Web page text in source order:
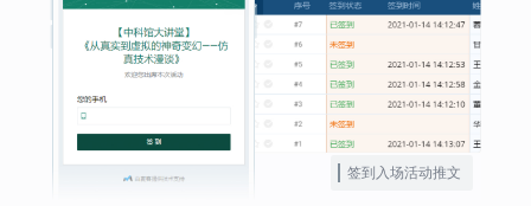
签到入场活动推文